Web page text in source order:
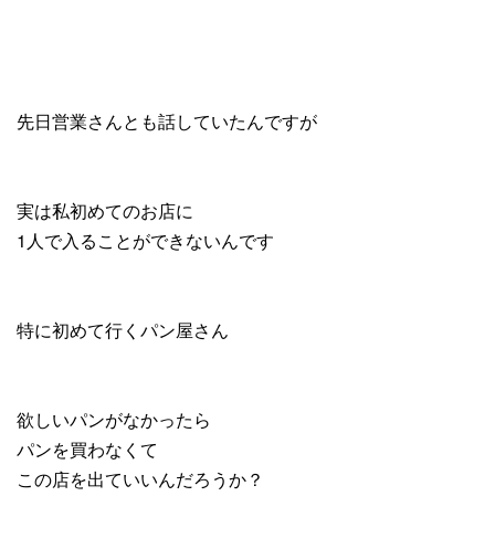
先日営業さんとも話していたんですが
実は私初めてのお店に
1人で入ることができないんです
特に初めて行くパン屋さん
欲しいパンがなかったら
パンを買わなくて
この店を出ていいんだろうか？